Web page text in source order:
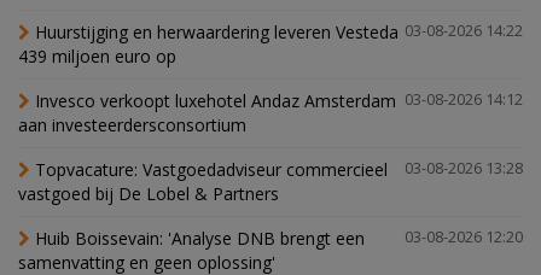
03-08-2026 14:22
Huurstijging en herwaardering leveren Vesteda
439 miljoen euro op
03-08-2026 14:12
Invesco verkoopt luxehotel Andaz Amsterdam
aan investeerdersconsortium
03-08-2026 13:28
Topvacature: Vastgoedadviseur commercieel
vastgoed bij De Lobel & Partners
03-08-2026 12:20
Huib Boissevain: 'Analyse DNB brengt een
samenvatting en geen oplossing'